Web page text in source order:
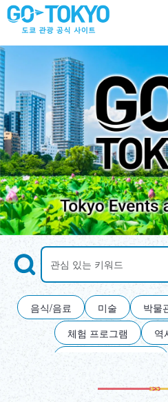
Select
日本語
ENGLISH
中文(简体)
中文(繁體/正體)
한글
ภาษาไทย
DEUTSCH
ITALIANO
ESPAÑOL
Share this
Search
키워드로 명소 검색
음식/음료 미술 박물
체험 프로그램
역
엔터테인먼트/스포츠
식이 제한 대응
긴자